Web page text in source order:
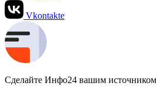
Vkontakte
Сделайте Инфо24 вашим